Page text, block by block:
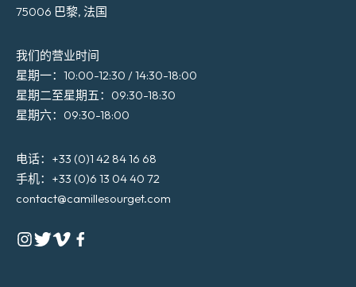
75006 巴黎, 法国
我们的营业时间
星期一：10:00-12:30 / 14:30-18:00
星期二至星期五：09:30-18:30
星期六：09:30-18:00
电话：+33 (0)1 42 84 16 68
手机：+33 (0)6 13 04 40 72
contact@camillesourget.com